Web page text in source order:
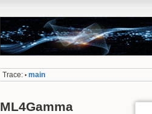
Trace: • main
ML4Gamma